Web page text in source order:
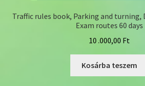
Traffic rules book, Parking and turning,
Exam routes 60 days
10 .000,00 Ft
Kosárba teszem